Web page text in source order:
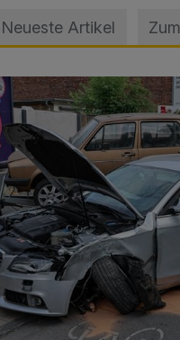
Neueste Artikel
Promille